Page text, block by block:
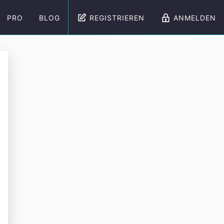
PRO BLOG REGISTRIEREN ANMELDEN